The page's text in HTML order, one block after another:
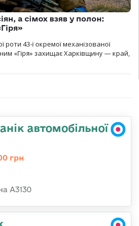
а сімох взяв у полон:
роти 43-ї окремої механізованої
«Гіря» захищає Харківщину — край,
автомобільної
грн
А3130